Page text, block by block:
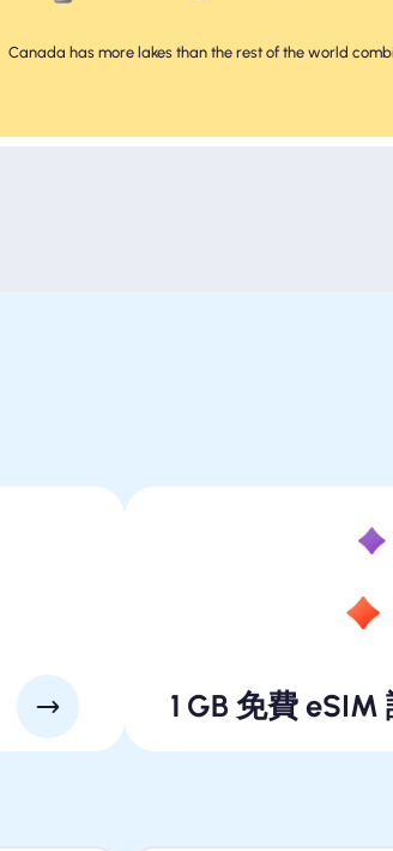
Canada has more lakes than the rest of the world
1 GB 免費 eSIM